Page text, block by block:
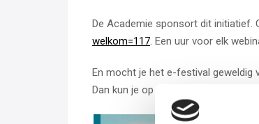
De Academie sponsort dit initiatief.
welkom=117. Een uur voor elk
En mocht je het e-festival geweldig
Dan kun je op 3 maart een extra